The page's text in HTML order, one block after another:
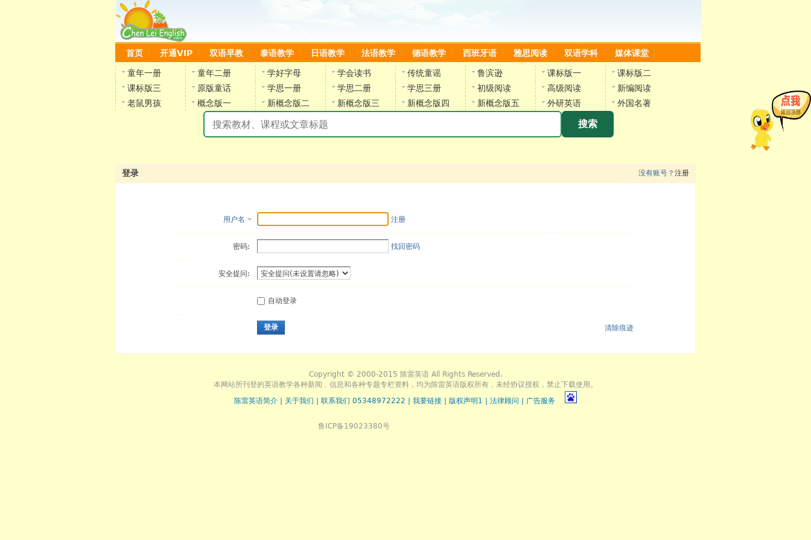
首页 开通VIP 双语早教 泰语教学 日语教学 法语教学 德语教学 西班牙语 雅思阅读 双语学科 媒体课堂
童年一册 童年二册 学好字母 学会读书 传统童谣 鲁滨逊 课标版一
课标版二
课标版三
原版童话 学思一册 学思二册 学思三册 初级阅读 高级阅读
新编阅读
老鼠男孩
概念版一 新概念版二 新概念版三 新概念版四 新概念版五 外研英语 外国名著
搜索
陈雷英语副网站 没有账号？ 注册
登录
用户名 注册
密码: 找回密码
安全提问:
自动登录
登录 清除痕迹
Copyright © 2000-2015 陈雷英语 All Rights Reserved.
本网站所刊登的英语教学各种新闻﹑信息和各种专题专栏资料，均为陈雷英语版权所有，未经协议授权，禁止下载使用。
陈雷英语简介
关于我们 联系我们 05348972222 我要链接 版权声明1 法律顾问 广告服务
鲁ICP备19023380号